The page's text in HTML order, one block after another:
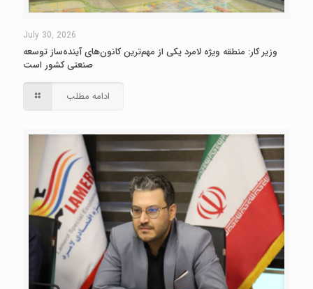
July 30, 2026
وزیر کار: منطقه ویژه لامرد یکی از مهم‌ترین کانون‌های آینده‌ساز توسعه
صنعتی کشور است
ادامه مطلب